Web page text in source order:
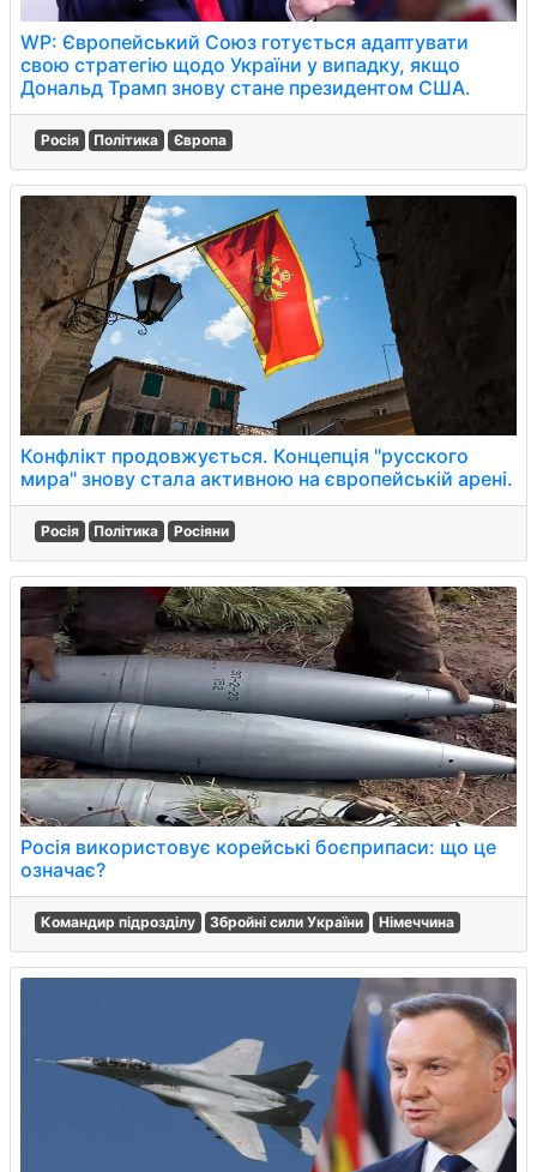
WP: Європейський Союз готується адаптувати
свою стратегію щодо України у випадку, якщо
Дональд Трамп знову стане президентом США.
Росія Політика Європа
Конфлікт продовжується. Концепція "русского
мира" знову стала активною на європейській арені.
Росія Політика Росіяни
Росія використовує корейські боєприпаси: що це
означає?
Командир підрозділу Збройні сили України Німеччина